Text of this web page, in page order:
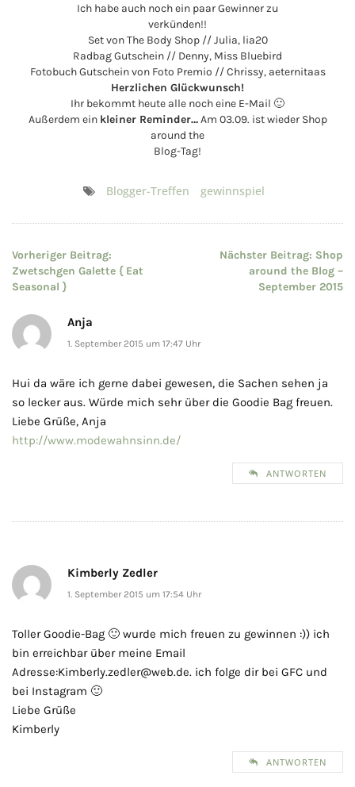
Ich habe auch noch ein paar Gewinner zu
verkünden!!
Set von The Body Shop // Julia, lia20
Radbag Gutschein // Denny, Miss Bluebird
Fotobuch Gutschein von Foto Premio // Chrissy, aeternitaas
Herzlichen Glückwunsch!
Ihr bekommt heute alle noch eine E-Mail 🙂
Außerdem ein kleiner Reminder…Am 03.09. ist wieder Shop
around the
Blog-Tag!
Blogger-Treffen gewinnspiel
Beitragsnavigation
Vorheriger Beitrag:
Zwetschgen Galette { Eat
Seasonal }
Nächster Beitrag: Shop
around the Blog –
September 2015
Anja
1. September 2015 um 17:47 Uhr
Hui da wäre ich gerne dabei gewesen, die Sachen sehen ja
so lecker aus. Würde mich sehr über die Goodie Bag freuen.
Liebe Grüße, Anja
http://www.modewahnsinn.de/
ANTWORTEN
Kimberly Zedler
1. September 2015 um 17:54 Uhr
Toller Goodie-Bag 🙂 wurde mich freuen zu gewinnen :)) ich
bin erreichbar über meine Email
Adresse:Kimberly.zedler@web.de. ich folge dir bei GFC und
bei Instagram 🙂
Liebe Grüße
Kimberly
ANTWORTEN